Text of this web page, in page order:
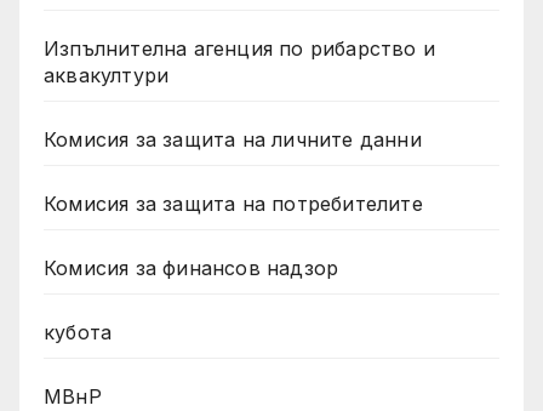
Изпълнителна агенция по рибарство и
аквакултури
Комисия за защита на личните данни
Комисия за защита на потребителите
Комисия за финансов надзор
кубота
МВнР